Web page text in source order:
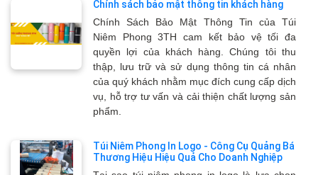
Chính sách bảo mật thông tin khách hàng
Chính Sách Bảo Mật Thông Tin của Túi
Niêm Phong 3TH cam kết bảo vệ tối đa
quyền lợi của khách hàng. Chúng tôi thu
thập, lưu trữ và sử dụng thông tin cá nhân
của quý khách nhằm mục đích cung cấp dịch
vụ, hỗ trợ tư vấn và cải thiện chất lượng sản
phẩm.
Túi Niêm Phong In Logo - Công Cụ Quảng Bá
Thương Hiệu Hiệu Quả Cho Doanh Nghiệp